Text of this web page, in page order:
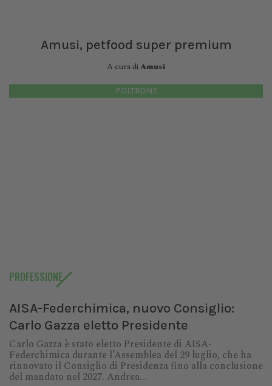
Amusi, petfood super premium
A cura diAmusi
POLTRONE
PROFESSIONE
AISA-Federchimica, nuovo Consiglio:
Carlo Gazza eletto Presidente
Carlo Gazza è stato eletto Presidente di AISA-
Federchimica durante l’Assemblea del 29 luglio, che ha
rinnovato il Consiglio di Presidenza fino alla conclusione
del mandato nel 2027. Andrea...